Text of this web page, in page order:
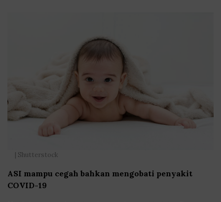
| Shutterstock
ASI mampu cegah bahkan mengobati penyakit
COVID-19